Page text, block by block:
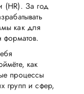
(HR). За год
как для
как
процессы
групп и сфер,